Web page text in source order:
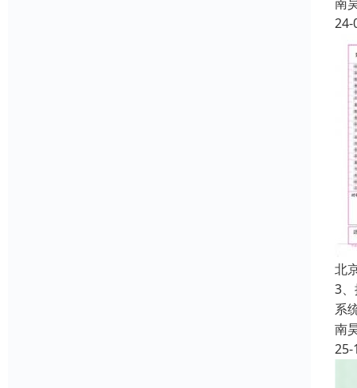
24-
北
3
系
南
25-